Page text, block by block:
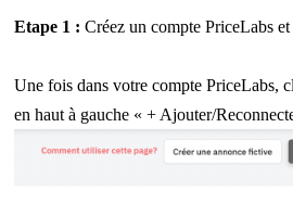
Etape 1 : Créez un compte PriceLabs
Une fois dans votre compte PriceLabs,
en haut à gauche « + Ajouter/